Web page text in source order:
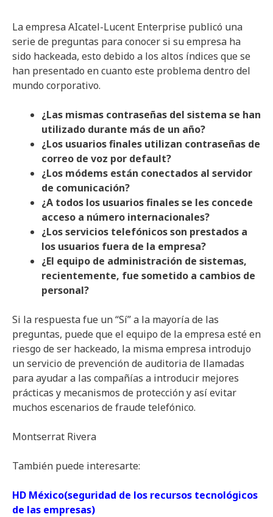
La empresa AIcatel-Lucent Enterprise publicó una
serie de preguntas para conocer si su empresa ha
sido hackeada, esto debido a los altos índices que se
han presentado en cuanto este problema dentro del
mundo corporativo.
¿Las mismas contraseñas del sistema se han
utilizado durante más de un año?
¿Los usuarios finales utilizan contraseñas de
correo de voz por default?
¿Los módems están conectados al servidor
de comunicación?
¿A todos los usuarios finales se les concede
acceso a número internacionales?
¿Los servicios telefónicos son prestados a
los usuarios fuera de la empresa?
¿El equipo de administración de sistemas,
recientemente, fue sometido a cambios de
personal?
Si la respuesta fue un “Sí” a la mayoría de las
preguntas, puede que el equipo de la empresa esté en
riesgo de ser hackeado, la misma empresa introdujo
un servicio de prevención de auditoria de llamadas
para ayudar a las compañías a introducir mejores
prácticas y mecanismos de protección y así evitar
muchos escenarios de fraude telefónico.
Montserrat Rivera
También puede interesarte:
HD México(seguridad de los recursos tecnológicos
de las empresas)